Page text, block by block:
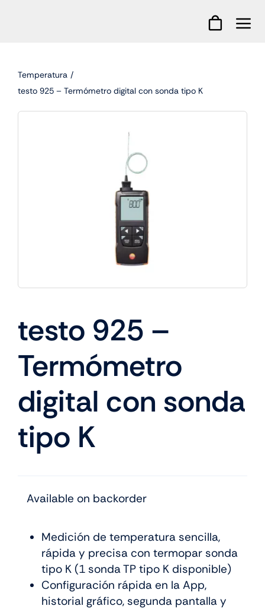
Temperatura
testo 925 – Termómetro digital con sonda tipo K
testo 925 –
Termómetro
digital con sonda
tipo K
Available on backorder
Medición de temperatura sencilla,
rápida y precisa con termopar sonda
tipo K (1 sonda TP tipo K disponible)
Configuración rápida en la App,
historial gráfico, segunda pantalla y